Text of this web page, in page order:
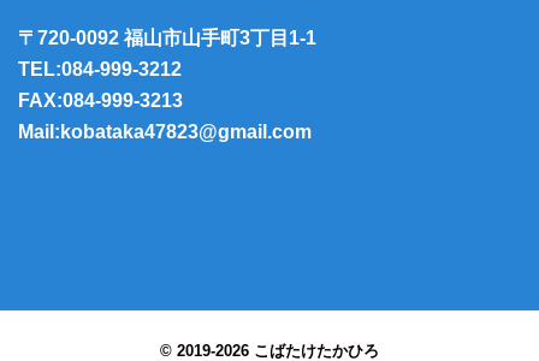
〒720-0092 福山市山手町3丁目1-1
TEL:084-999-3212
FAX:084-999-3213
Mail:kobataka47823@gmail.com
© 2019-2026 こばたけたかひろ